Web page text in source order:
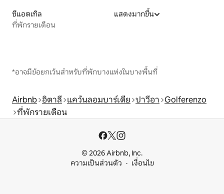
ซีแอตเทิล
ที่พักรายเดือน
แสดงมากขึ้น
*อาจมีข้อยกเว้นสำหรับที่พักบางแห่งในบางพื้นที่
Airbnb อิตาลี แคว้นลอมบาร์เดีย ปาวีอา Golferenzo
ที่พักรายเดือน
© 2026 Airbnb, Inc.
ความเป็นส่วนตัว
เงื่อนไข